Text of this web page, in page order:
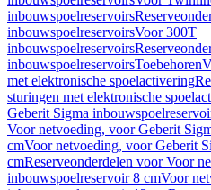
inbouwspoelreservoirs
inbouwspoelreservoirsVoor 300T
inbouwspoelreservoirs
inbouwspoelreservoirsToebehoren
met elektronische spoelactivering
sturingen met elektronische
Geberit Sigma
Voor netvoeding, voor Geberit
cmVoor netvoeding, voor Geberit
cmReserveonderdelen voor Voor
inbouwspoelreservoir 8 cmVoor